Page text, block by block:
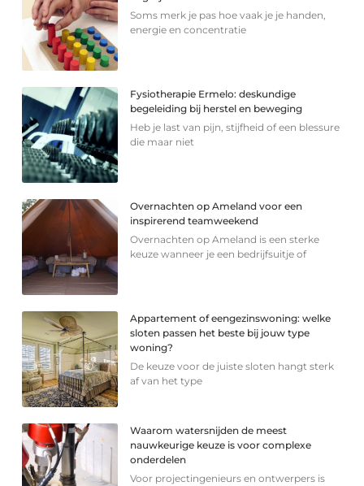
Soms merk je pas hoe vaak je je handen,
energie en concentratie
Fysiotherapie Ermelo: deskundige
begeleiding bij herstel en beweging
Heb je last van pijn, stijfheid of een blessure
die maar niet
Overnachten op Ameland voor een
inspirerend teamweekend
Overnachten op Ameland is een sterke
keuze wanneer je een bedrijfsuitje of
Appartement of eengezinswoning: welke
sloten passen het beste bij jouw type
woning?
De keuze voor de juiste sloten hangt sterk
af van het type
Waarom watersnijden de meest
nauwkeurige keuze is voor complexe
onderdelen
Voor projectingenieurs en ontwerpers is